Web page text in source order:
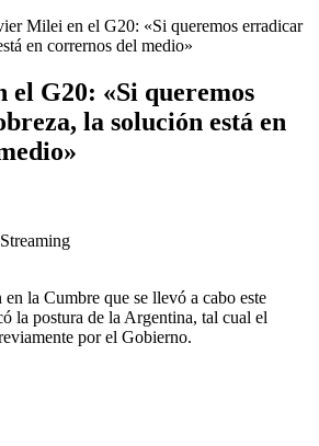
Milei en el G20: «Si queremos erradicar
en corrernos del medio»
G20: «Si queremos
la solución está en
la Cumbre que se llevó a cabo este
la postura de la Argentina, tal cual el
por el Gobierno.